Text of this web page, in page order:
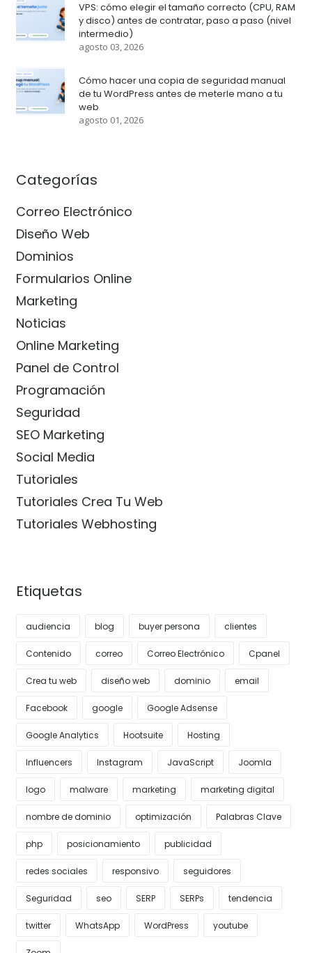
VPS: cómo elegir el tamaño correcto (CPU, RAM
y disco) antes de contratar, paso a paso (nivel
intermedio)
agosto 03, 2026
Cómo hacer una copia de seguridad manual
de tu WordPress antes de meterle mano a tu
web
agosto 01, 2026
Categorías
Correo Electrónico
Diseño Web
Dominios
Formularios Online
Marketing
Noticias
Online Marketing
Panel de Control
Programación
Seguridad
SEO Marketing
Social Media
Tutoriales
Tutoriales Crea Tu Web
Tutoriales Webhosting
Etiquetas
audiencia blog buyer persona clientes
Contenido correo Correo Electrónico Cpanel
Crea tu web diseño web dominio email
Facebook google Google Adsense
Google Analytics Hootsuite Hosting
Influencers Instagram JavaScript Joomla
logo malware marketing marketing digital
nombre de dominio optimización Palabras Clave
php posicionamiento publicidad
redes sociales responsivo seguidores
Seguridad seo SERP SERPs tendencia
twitter WhatsApp WordPress youtube